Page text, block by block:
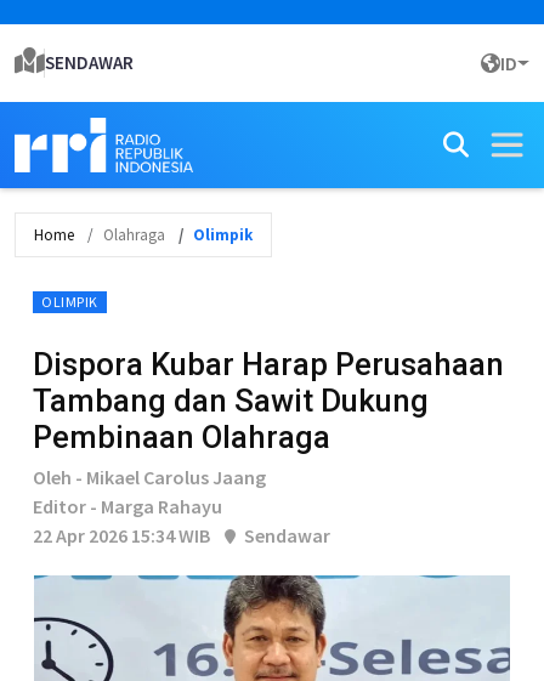
SENDAWAR ID
Home Olahraga Olimpik
OLIMPIK
Dispora Kubar Harap Perusahaan
Tambang dan Sawit Dukung
Pembinaan Olahraga
Oleh - Mikael Carolus Jaang
Editor - Marga Rahayu
22 Apr 2026 15:34 WIB
Sendawar